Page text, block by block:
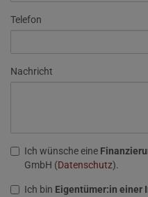
Telefon
Nachricht
Ich wünsche eine
GmbH (Datenschutz).
Ich bin Eigentümer:in einer